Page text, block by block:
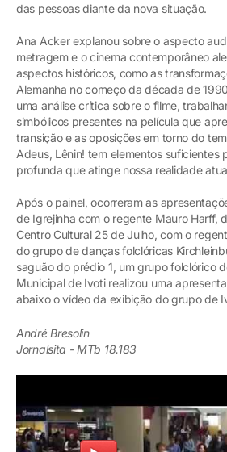
das pessoas diante da nova situação.
Ana Acker explanou sobre o aspecto
metragem e o cinema contemporâneo
aspectos históricos, como as
Alemanha no começo da década de
uma análise crítica sobre o filme,
simbólicos presentes na película que
transição e as oposições em torno do
Adeus, Lênin! tem elementos suficientes
profunda que atinge nossa realidade
Após o painel, ocorreram as
de Igrejinha com o regente Mauro Harff,
Centro Cultural 25 de Julho, com o
do grupo de danças folclóricas
saguão do prédio 1, um grupo folclórico
Municipal de Ivoti realizou uma
abaixo o vídeo da exibição do grupo de
André Bresolin
Jornalsita - MTb 18.183